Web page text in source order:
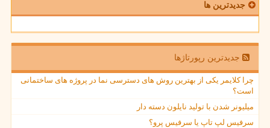
جدیدترین ها
جدیدترین رپورتاژها
چرا کلایمر یکی از بهترین روش های دسترسی نما در پروژه های ساختمانی
است؟
میلیونر شدن با تولید نایلون دسته دار
سرفیس لپ تاپ یا سرفیس پرو؟